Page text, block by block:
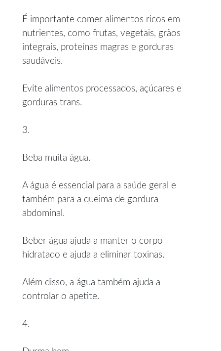
É importante comer alimentos ricos em
nutrientes, como frutas, vegetais, grãos
integrais, proteínas magras e gorduras
saudáveis.
Evite alimentos processados, açúcares e
gorduras trans.
3.
Beba muita água.
A água é essencial para a saúde geral e
também para a queima de gordura
abdominal.
Beber água ajuda a manter o corpo
hidratado e ajuda a eliminar toxinas.
Além disso, a água também ajuda a
controlar o apetite.
4.